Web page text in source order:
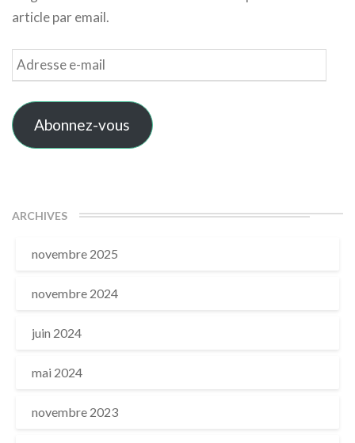
article par email.
Adresse
e-
mail
Abonnez-vous
ARCHIVES
novembre 2025
novembre 2024
juin 2024
mai 2024
novembre 2023